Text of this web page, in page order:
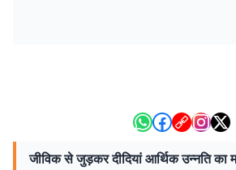
जीविक से जुड़कर दीदियां आर्थिक उन्नति का